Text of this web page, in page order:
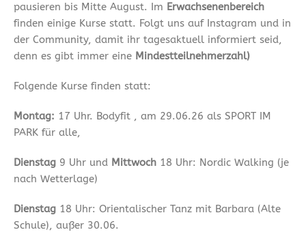
pausieren bis Mitte August. Im Erwachsenenbereich
finden einige Kurse statt. Folgt uns auf Instagram und in
der Community, damit ihr tagesaktuell informiert seid,
denn es gibt immer eine Mindestteilnehmerzahl)
Folgende Kurse finden statt:
Montag: 17 Uhr. Bodyfit , am 29.06.26 als SPORT IM
PARK für alle,
Dienstag 9 Uhr und Mittwoch 18 Uhr: Nordic Walking (je
nach Wetterlage)
Dienstag 18 Uhr: Orientalischer Tanz mit Barbara (Alte
Schule), außer 30.06.